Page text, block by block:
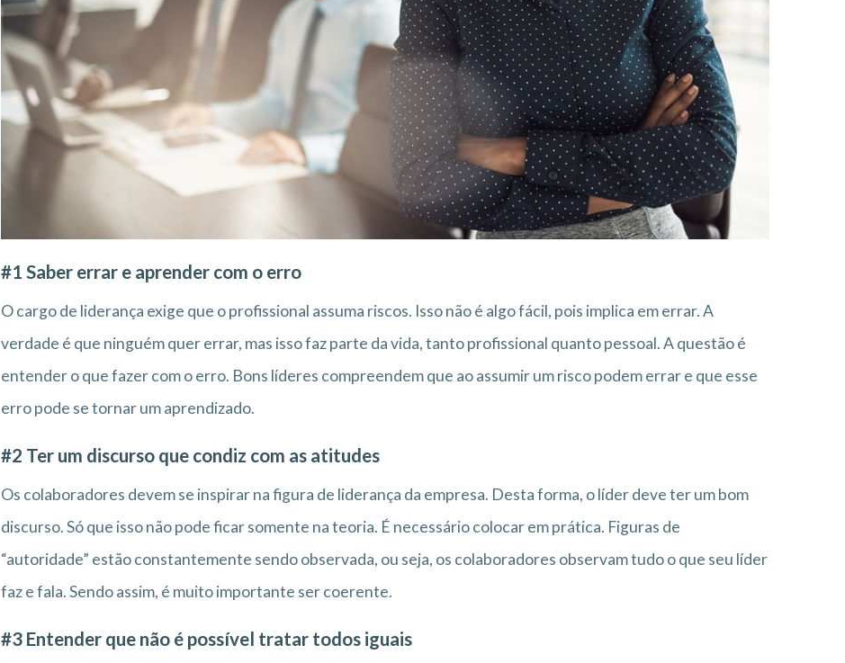
#1 Saber errar e aprender com o erro
O cargo de liderança exige que o profissional assuma riscos. Isso não é algo fácil, pois implica em errar. A
verdade é que ninguém quer errar, mas isso faz parte da vida, tanto profissional quanto pessoal. A questão é
entender o que fazer com o erro. Bons líderes compreendem que ao assumir um risco podem errar e que esse
erro pode se tornar um aprendizado.
#2 Ter um discurso que condiz com as atitudes
Os colaboradores devem se inspirar na figura de liderança da empresa. Desta forma, o líder deve ter um bom
discurso. Só que isso não pode ficar somente na teoria. É necessário colocar em prática. Figuras de
“autoridade” estão constantemente sendo observada, ou seja, os colaboradores observam tudo o que seu líder
faz e fala. Sendo assim, é muito importante ser coerente.
#3 Entender que não é possível tratar todos iguais